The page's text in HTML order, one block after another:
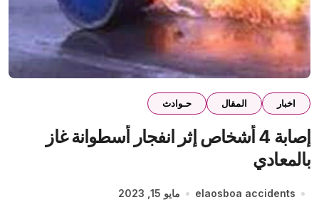
اخبار المقال حـوادث
إصابة 4 أشخاص إثر انفجار أسطوانة غاز
بالمعادي
elaosboa accidents مايو 15, 2023